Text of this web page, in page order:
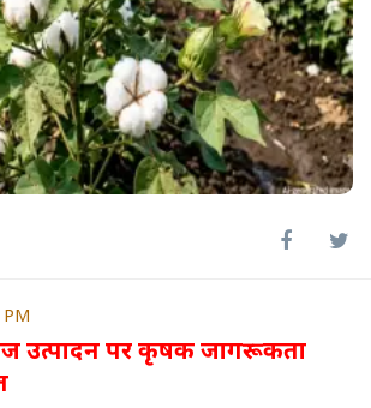
उत्पादन पर कृषक जागरूकता